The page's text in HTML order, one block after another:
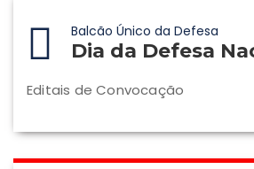
Balcão Único da Defesa
Dia da Defesa
Editais de Convocação